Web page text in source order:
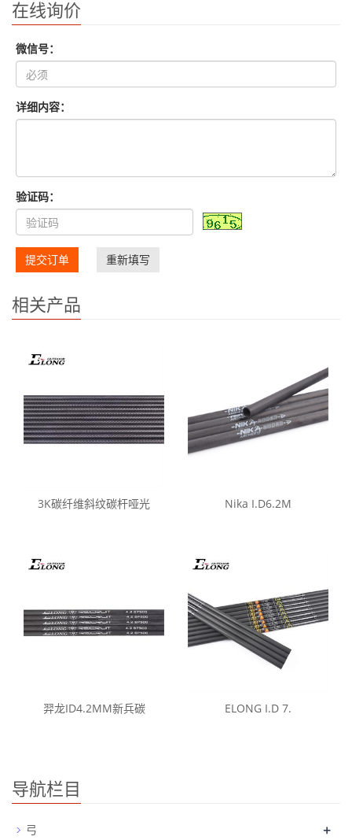
在线询价
微信号：
详细内容：
验证码：
提交订单 重新填写
相关产品
3K碳纤维斜纹碳杆哑光 Nika I.D6.2M
羿龙ID4.2MM新兵碳 ELONG I.D 7.
导航栏目
弓 +